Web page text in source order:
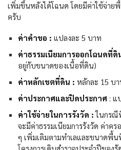
เพิ่มขึ้นหลังได้โฉนด โดยมีค่าใช้จ่าย
ครับ
ค่าคำขอ : แปลงละ 5 บาท
ค่าธรรมเนียมการออกโฉนดที่ดิ
อยู่กับขนาดของเนื้อที่ดิน)
ค่าหลักเขตที่ดิน : หลักละ 15 บ
ค่าประกาศและปิดประกาศ : แ
ค่าใช้จ่ายในการรังวัด :ในกรณี
จะมีค่าธรรมเนียมการรังวัด ค่าค
ๆ เพิ่มเติมตามทำเลและขนาดพื้